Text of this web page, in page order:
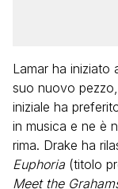
Lamar ha iniziato
suo nuovo
iniziale ha
in musica e ne è
rima. Drake ha
Euphoria (titolo
Meet the